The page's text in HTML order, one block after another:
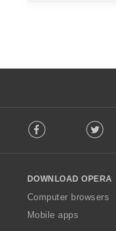
o
w
O
p
Facebook
DOWNLOAD OPERA
Computer browsers
Mobile apps